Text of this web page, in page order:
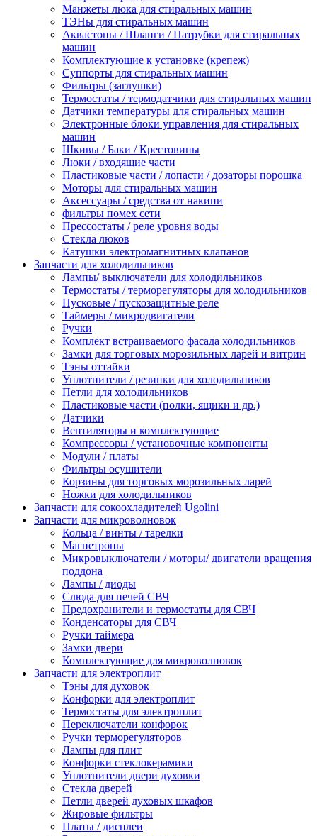
Манжеты люка для стиральных машин
ТЭНы для стиральных машин
Аквастопы / Шланги / Патрубки для стиральных
машин
Комплектующие к установке (крепеж)
Суппорты для стиральных машин
Фильтры (заглушки)
Термостаты / термодатчики для стиральных машин
Датчики температуры для стиральных машин
Электронные блоки управления для стиральных
машин
Шкивы / Баки / Крестовины
Люки / входящие части
Пластиковые части / лопасти / дозаторы порошка
Моторы для стиральных машин
Аксессуары / средства от накипи
фильтры помех сети
Прессостаты / реле уровня воды
Стекла люков
Катушки электромагнитных клапанов
Запчасти для холодильников
Лампы/ выключатели для холодильников
Термостаты / терморегуляторы для холодильников
Пусковые / пускозащитные реле
Таймеры / микродвигатели
Ручки
Комплект встраиваемого фасада холодильников
Замки для торговых морозильных ларей и витрин
Тэны оттайки
Уплотнители / резинки для холодильников
Петли для холодильников
Пластиковые части (полки, ящики и др.)
Датчики
Вентиляторы и комплектующие
Компрессоры / установочные компоненты
Модули / платы
Фильтры осушители
Корзины для торговых морозильных ларей
Ножки для холодильников
Запчасти для сокоохладителей Ugolini
Запчасти для микроволновок
Кольца / винты / тарелки
Магнетроны
Микровыключатели / моторы/ двигатели вращения
поддона
Лампы / диоды
Слюда для печей СВЧ
Предохранители и термостаты для СВЧ
Конденсаторы для СВЧ
Ручки таймера
Замки двери
Комплектующие для микроволновок
Запчасти для электроплит
Тэны для духовок
Конфорки для электроплит
Термостаты для электроплит
Переключатели конфорок
Ручки терморегуляторов
Лампы для плит
Конфорки стеклокерамики
Уплотнители двери духовки
Стекла дверей
Петли дверей духовых шкафов
Жировые фильтры
Платы / дисплеи